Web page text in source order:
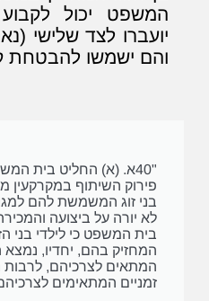
המשפט יכול
יועברו לצד שלישי
והם ישמשו להבטחת
פירוק השיתוף
בני זוג המשמשת להם
לא יורה על ביצועה
בית המשפט כי לילדי בני
המחזיק בהם, יחדיו,
המתאים לצרכיהם, לרבות
זמניים המתאימים